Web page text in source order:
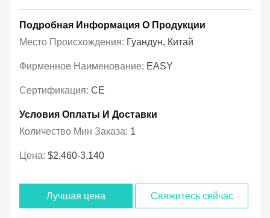
Подробная Информация О Продукции
Место Происхождения: Гуандун, Китай
Фирменное Наименование: EASY
Сертификация: CE
Условия Оплаты И Доставки
Количество Мин Заказа: 1
Цена: $2,460-3,140
Лучшая цена Свяжитесь сейчас